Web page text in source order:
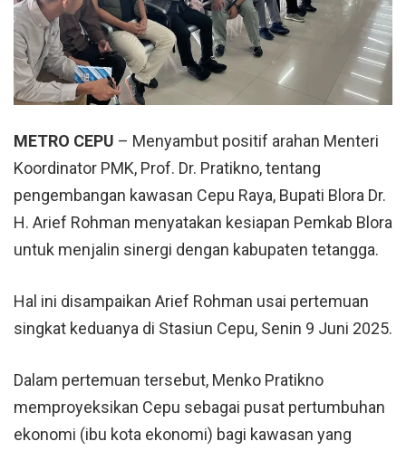
METRO CEPU – Menyambut positif arahan Menteri
Koordinator PMK, Prof. Dr. Pratikno, tentang
pengembangan kawasan Cepu Raya, Bupati Blora Dr.
H. Arief Rohman menyatakan kesiapan Pemkab Blora
untuk menjalin sinergi dengan kabupaten tetangga.
Hal ini disampaikan Arief Rohman usai pertemuan
singkat keduanya di Stasiun Cepu, Senin 9 Juni 2025.
Dalam pertemuan tersebut, Menko Pratikno
memproyeksikan Cepu sebagai pusat pertumbuhan
ekonomi (ibu kota ekonomi) bagi kawasan yang